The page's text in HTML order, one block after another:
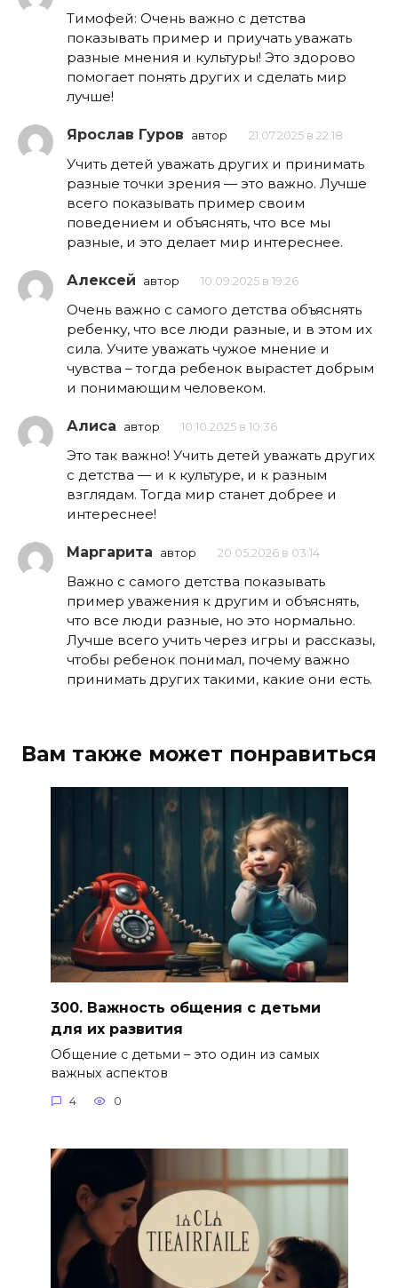
Тимофей: Очень важно с детства
показывать пример и приучать уважать
разные мнения и культуры! Это здорово
помогает понять других и сделать мир
лучше!
Ярослав Гуров автор 21.07.2025 в 22:18
Учить детей уважать других и принимать
разные точки зрения — это важно. Лучше
всего показывать пример своим
поведением и объяснять, что все мы
разные, и это делает мир интереснее.
Алексей автор 10.09.2025 в 19:26
Очень важно с самого детства объяснять
ребенку, что все люди разные, и в этом их
сила. Учите уважать чужое мнение и
чувства – тогда ребенок вырастет добрым
и понимающим человеком.
Алиса автор 10.10.2025 в 10:36
Это так важно! Учить детей уважать других
с детства — и к культуре, и к разным
взглядам. Тогда мир станет добрее и
интереснее!
Маргарита автор 20.05.2026 в 03:14
Важно с самого детства показывать
пример уважения к другим и объяснять,
что все люди разные, но это нормально.
Лучше всего учить через игры и рассказы,
чтобы ребенок понимал, почему важно
принимать других такими, какие они есть.
Вам также может понравиться
300. Важность общения с детьми
для их развития
Общение с детьми – это один из самых
важных аспектов
4 0